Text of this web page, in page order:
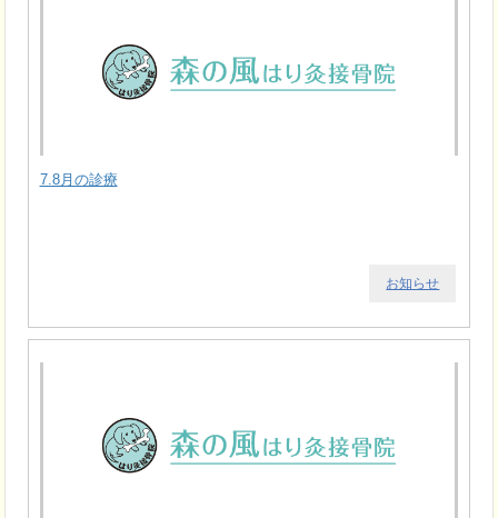
7.8月の診療
お知らせ